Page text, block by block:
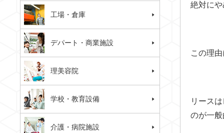
絶対に
この理
リース
のが一
工場・倉庫
デパート・商業施設
理美容院
学校・教育設備
介護・病院施設